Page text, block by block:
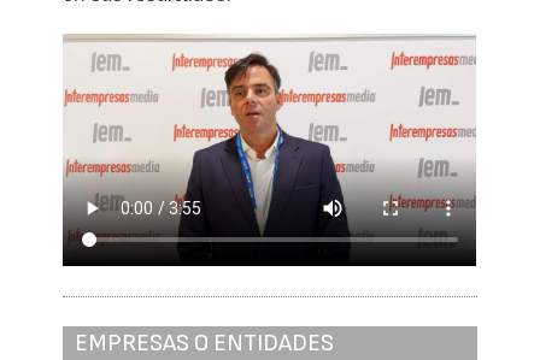
EMPRESAS O ENTIDADES